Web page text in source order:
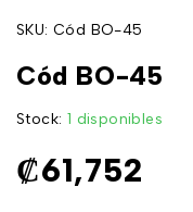
SKU: Cód BO-45
Cód BO-45
Stock: 1 disponibles
₡61,752